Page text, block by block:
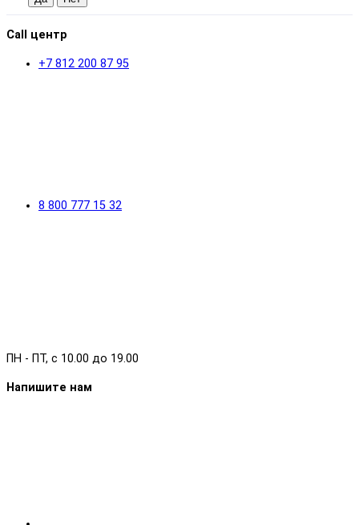
Call центр
+7 812 200 87 95
8 800 777 15 32
ПН - ПТ, с 10.00 до 19.00
Напишите нам